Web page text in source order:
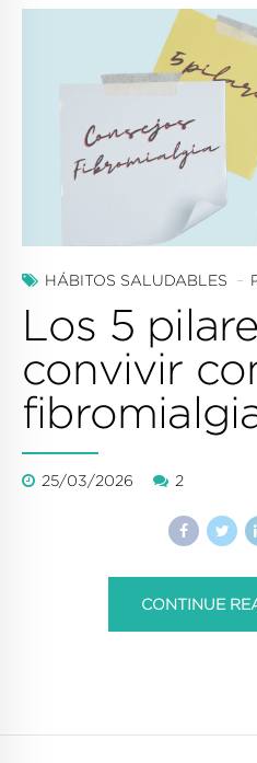
HÁBITOS SALUDABLES
Los 5
convivir
25/03/2026 2
CONTINUE